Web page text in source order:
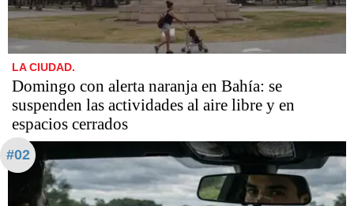
LA CIUDAD.
Domingo con alerta naranja en Bahía: se
suspenden las actividades al aire libre y en
espacios cerrados
#02